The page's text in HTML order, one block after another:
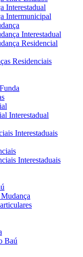
Interestadual
Intermunicipal
Interestadual
Residencial
Residenciais
Interestadual
Interestaduais
Interestaduais
Baú